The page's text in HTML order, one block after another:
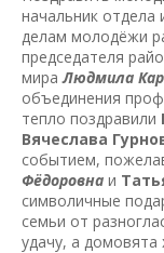
начальник отдела
делам молодёжи
председателя
мираЛюдмила
объединения
тепло поздравили
Вячеслава
событием,
Фёдоровна и
символичные
семьи от
удачу, а домовята